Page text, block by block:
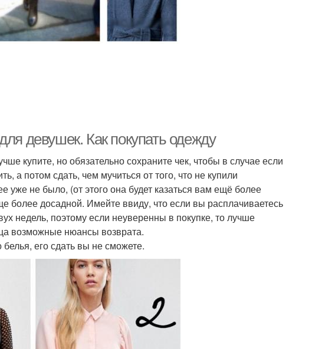
девушек. Как покупать одежду
купите, но обязательно сохраните чек, чтобы в случае если
а потом сдать, чем мучиться от того, что не купили
не было, (от этого она будет казаться вам ещё более
более досадной. Имейте ввиду, что если вы расплачиваетесь
недель, поэтому если неуверенны в покупке, то лучше
возможные нюансы возврата.
белья, его сдать вы не сможете.